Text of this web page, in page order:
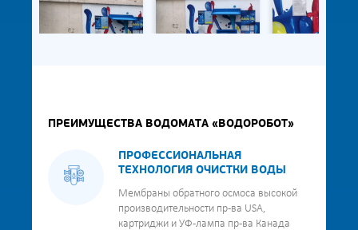
ПРЕИМУЩЕСТВА ВОДОМАТА «ВОДОРОБОТ»
ПРОФЕССИОНАЛЬНАЯ
ТЕХНОЛОГИЯ ОЧИСТКИ ВОДЫ
Мембраны обратного осмоса высокой
производительности пр-ва USA,
картриджи и УФ-лампа пр-ва Канада